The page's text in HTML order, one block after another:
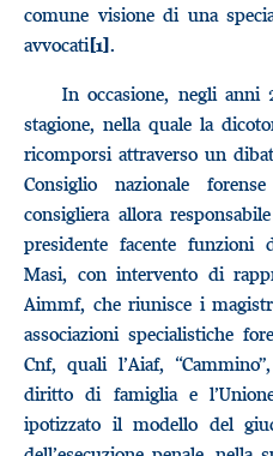
comune visione di una
avvocati[1].
In occasione, negli anni
stagione, nella quale la
ricomporsi attraverso un
Consiglio nazionale
consigliera allora
presidente facente funzioni
Masi, con intervento di
Aimmf, che riunisce i
associazioni specialistiche
Cnf, quali l’Aiaf,
diritto di famiglia e
ipotizzato il modello del